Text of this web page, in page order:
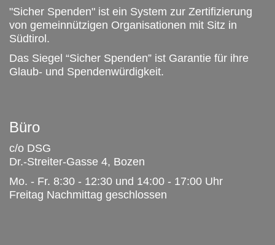
"Sicher Spenden" ist ein System zur Zertifizierung
von gemeinnützigen Organisationen mit Sitz in
Südtirol.
Das Siegel “Sicher Spenden” ist Garantie für ihre
Glaub- und Spendenwürdigkeit.
Büro
c/o DSG
Dr.-Streiter-Gasse 4, Bozen
Mo. - Fr. 8:30 - 12:30 und 14:00 - 17:00 Uhr
Freitag Nachmittag geschlossen